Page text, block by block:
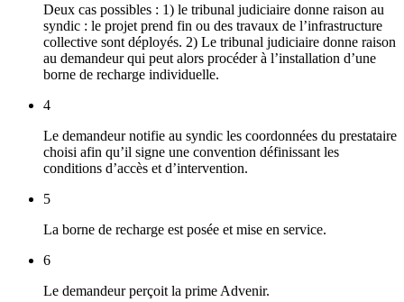
Deux cas possibles : 1) le tribunal judiciaire donne raison au
syndic : le projet prend fin ou des travaux de l’infrastructure
collective sont déployés. 2) Le tribunal judiciaire donne raison
au demandeur qui peut alors procéder à l’installation d’une
borne de recharge individuelle.
4
Le demandeur notifie au syndic les coordonnées du prestataire
choisi afin qu’il signe une convention définissant les
conditions d’accès et d’intervention.
5
La borne de recharge est posée et mise en service.
6
Le demandeur perçoit la prime Advenir.